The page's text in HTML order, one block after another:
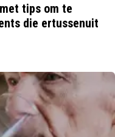
tips om te
die ertussenuit